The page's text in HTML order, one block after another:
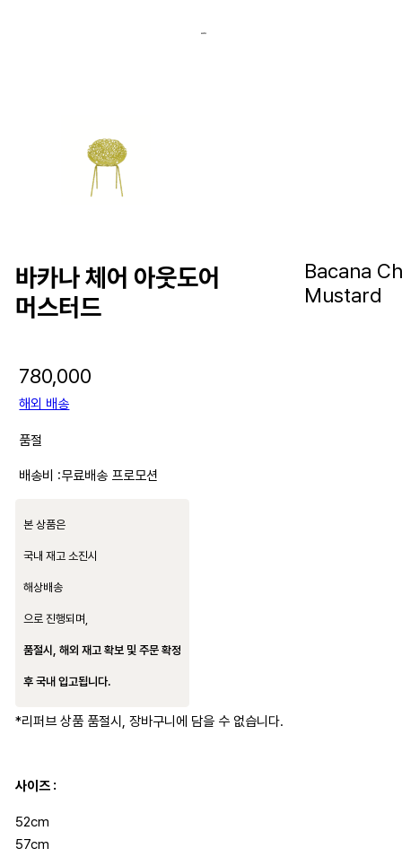
바카나 체어 아웃도어
머스터드
Bacana
Mustard
780,000
해외 배송
품절
배송비 :무료배송 프로모션
본 상품은
국내 재고 소진시
해상배송
으로 진행되며,
품절시, 해외 재고 확보 및 주문 확정
후 국내 입고됩니다.
*리퍼브 상품 품절시, 장바구니에 담을 수 없습니다.
사이즈 :
52cm
57cm